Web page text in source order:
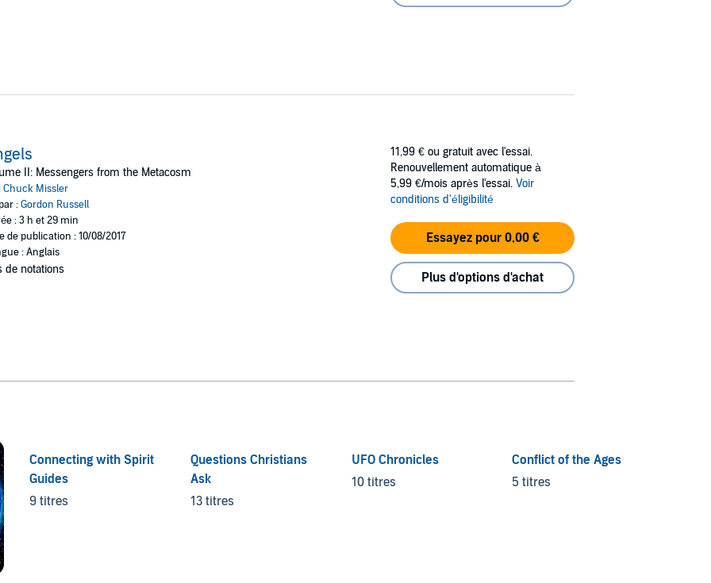
II: Messengers from the Metacosm
Chuck Missler
:Gordon Russell
: 3 h et 29 min
de publication : 10/08/2017
: Anglais
de notations
11,99 € ou gratuit avec l'essai.
Renouvellement automatique à
5,99 €/mois après l'essai. Voir
conditions d'éligibilité
Essayez pour 0,00 €
Plus d'options d'achat
Connecting with Spirit
Guides
9 titres
Questions Christians
Ask
13 titres
UFO Chronicles
10 titres
Conflict of the Ages
5 titres